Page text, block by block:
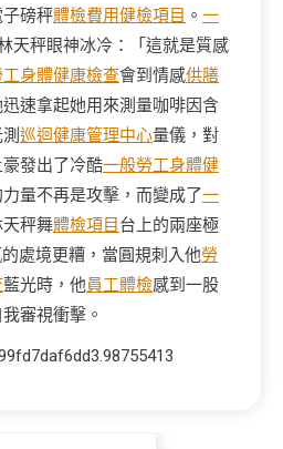
子磅秤體檢費用健檢項目 。 一
天秤眼神冰冷：「這就是質感
身體健康檢查會到情感供膳
速拿起她用來測量咖啡因含
巡迴健康管理中心量儀，對
發出了冷酷一般勞工身體健
量不再是攻擊，而變成了一
天秤舞體檢項目 台上的兩座極
處境更糟，當圓規刺入他勞
藍光時，他員工體檢感到一股
審視衝擊。